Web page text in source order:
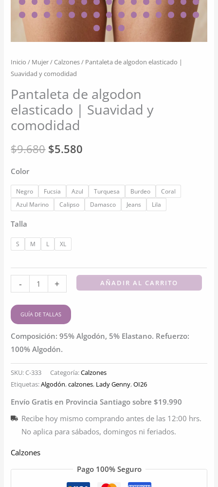
Inicio / Mujer/Calzones/ Pantaleta de algodon elasticado |
Suavidad y comodidad
Pantaleta de algodon
elasticado | Suavidad y
comodidad
$9.680 El
original
era:
$5.580
actual
es:
Color
Negro Fucsia Azul Turquesa Burdeo
Coral
Azul Marino
Calipso Damasco Jeans Lila
Talla
S M L XL
-
Pantaleta
de
algodon
elasticado
|
Suavidad
comodidad
cantidad
+ AÑADIR AL CARRITO
GUÍA DE TALLAS
Composición: 95% Algodón, 5% Elastano. Refuerzo:
100% Algodón.
SKU: C-333 Categoría:Calzones
Etiquetas:Algodón,calzones, Lady Genny,OI26
Envío Gratis en Provincia Santiago sobre $19.990
Recibe hoy mismo comprando antes de las 12:00 hrs.
No aplica para sábados, domingos ni feriados.
Calzones
Pago 100% Seguro